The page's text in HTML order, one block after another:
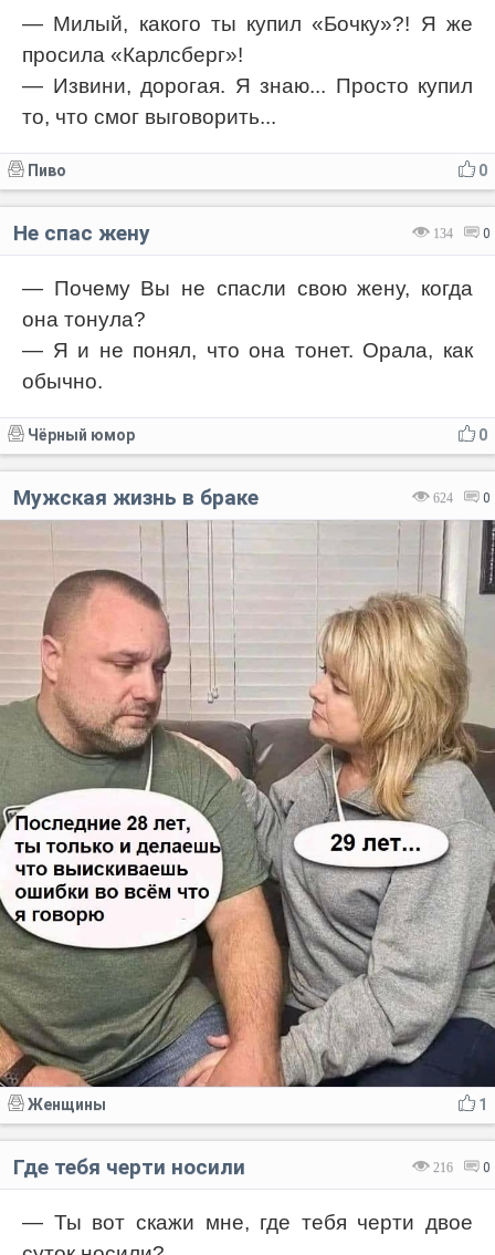
— Милый, какого ты купил «Бочку»?! Я же
просила «Карлсберг»!
— Извини, дорогая. Я знаю... Просто купил
то, что смог выговорить...
0
Пиво
134 0
Не спас жену
— Почему Вы не спасли свою жену, когда
она тонула?
— Я и не понял, что она тонет. Орала, как
обычно.
0
Чёрный юмор
624 0
Мужская жизнь в браке
1
Женщины
216 0
Где тебя черти носили
— Ты вот скажи мне, где тебя черти двое